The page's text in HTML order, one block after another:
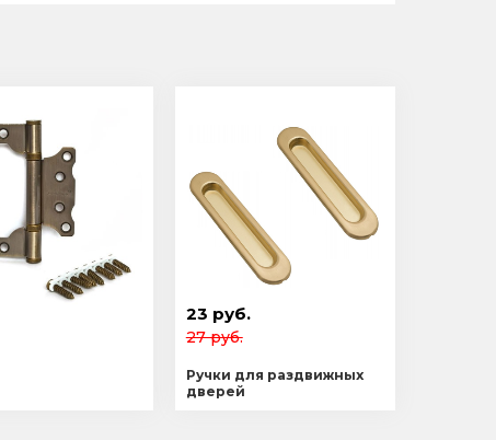
23 руб.
27 руб.
Ручки для раздвижных
дверей